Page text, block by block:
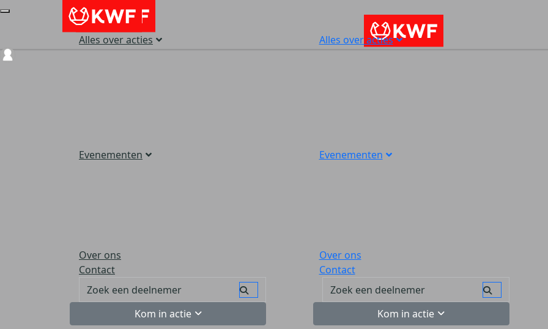
Alles over acties
Evenementen
Over ons
Contact
Kom in actie
Alles over acties
Evenementen
Over ons
Contact
Kom in actie